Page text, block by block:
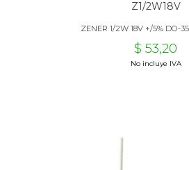
Z1/2W18V
ZENER 1/2W 18V +/5% DO-
$ 53,20
No incluye IVA